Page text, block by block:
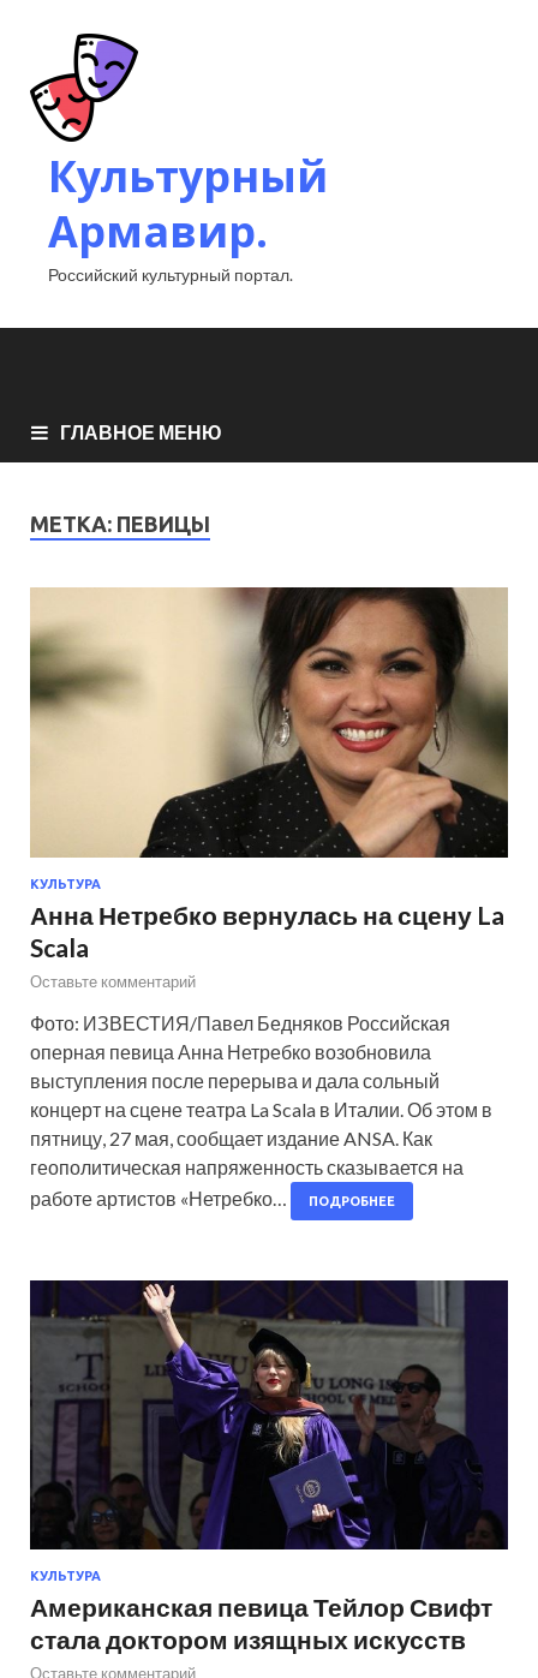
Культурный
Армавир.
Российский культурный портал.
ГЛАВНОЕ МЕНЮ
МЕТКА: ПЕВИЦЫ
КУЛЬТУРА
Анна Нетребко вернулась на сцену La
Scala
Оставьте комментарий
Фото: ИЗВЕСТИЯ/Павел Бедняков Российская
оперная певица Анна Нетребко возобновила
выступления после перерыва и дала сольный
концерт на сцене театра La Scala в Италии. Об этом в
пятницу, 27 мая, сообщает издание ANSA. Как
геополитическая напряженность сказывается на
работе артистов «Нетребко…
ПОДРОБНЕЕ
КУЛЬТУРА
Американская певица Тейлор Свифт
стала доктором изящных искусств
Оставьте комментарий